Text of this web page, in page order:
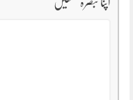
اپنا تبصرہ لکھیں